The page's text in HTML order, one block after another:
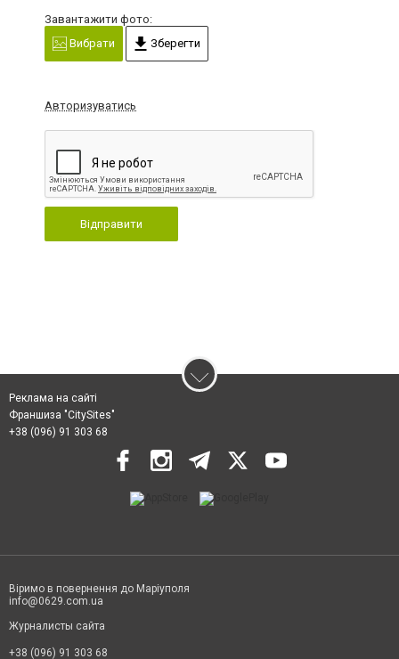
Завантажити фото:
Вибрати
Зберегти
Авторизуватись
Відправити
Реклама на сайті
Франшиза "CitySites"
+38 (096) 91 303 68
Віримо в повернення до Маріуполя
info@0629.com.ua
Журналисты сайта
+38 (096) 91 303 68